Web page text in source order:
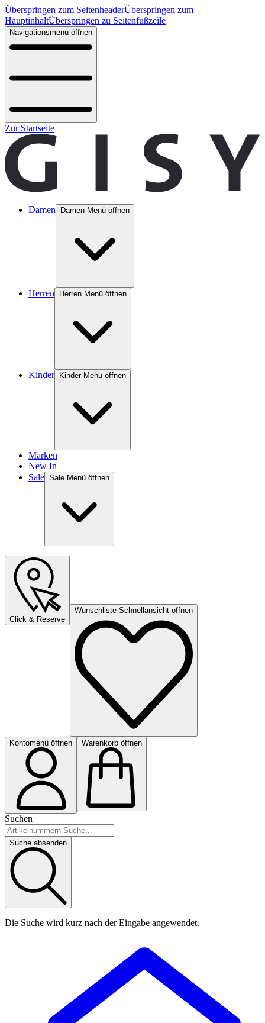
Überspringen zum SeitenheaderÜberspringen zum
HauptinhaltÜberspringen zu Seitenfußzeile
Navigationsmenü öffnen
Zur Startseite
Damen Damen Menü öffnen
Herren Herren Menü öffnen
Kinder Kinder Menü öffnen
Marken
New In
Sale Sale Menü öffnen
Click & Reserve
Wunschliste Schnellansicht öffnen
Kontomenü öffnen Warenkorb öffnen
Suchen
Suche absenden
Die Suche wird kurz nach der Eingabe angewendet.